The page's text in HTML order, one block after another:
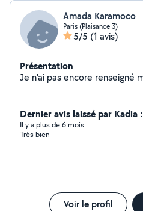
Amada Karamoco
Paris (Plaisance 3)
5/5 (1 avis)
Présentation
Dernier avis laissé par Kadia
Il y a plus de 6 mois
Très bien
Voir le profil